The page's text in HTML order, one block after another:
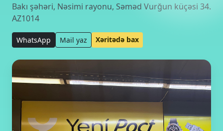
Bakı şəhəri, Nəsimi rayonu, Səməd Vurğun küçəsi 34.
AZ1014
WhatsApp Mail yaz Xəritədə bax